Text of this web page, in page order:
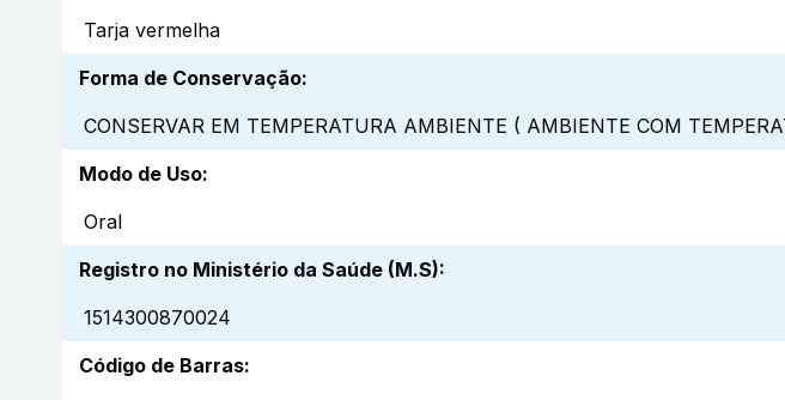
Tarja vermelha
Forma de Conservação:
CONSERVAR EM TEMPERATURA AMBIENTE ( AMBIENTE COM
Modo de Uso:
Oral
Registro no Ministério da Saúde (M.S):
1514300870024
Código de Barras: